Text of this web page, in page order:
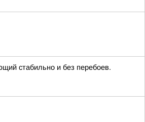
стабильно и без перебоев.